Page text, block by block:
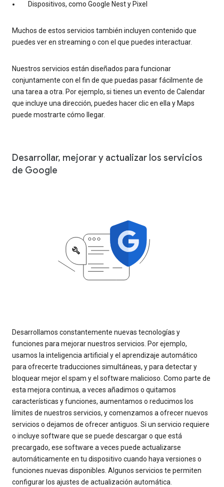
Dispositivos, como Google Nest y Pixel
Muchos de estos servicios también incluyen contenido que
puedes ver en streaming o con el que puedes interactuar.
Nuestros servicios están diseñados para funcionar
conjuntamente con el fin de que puedas pasar fácilmente de
una tarea a otra. Por ejemplo, si tienes un evento de Calendar
que incluye una dirección, puedes hacer clic en ella y Maps
puede mostrarte cómo llegar.
Desarrollar, mejorar y actualizar los servicios
de Google
Desarrollamos constantemente nuevas tecnologías y
funciones para mejorar nuestros servicios. Por ejemplo,
usamos la inteligencia artificial y el aprendizaje automático
para ofrecerte traducciones simultáneas, y para detectar y
bloquear mejor el spam y el software malicioso. Como parte de
esta mejora continua, a veces añadimos o quitamos
características y funciones, aumentamos o reducimos los
límites de nuestros servicios, y comenzamos a ofrecer nuevos
servicios o dejamos de ofrecer antiguos. Si un servicio requiere
o incluye software que se puede descargar o que está
precargado, ese software a veces puede actualizarse
automáticamente en tu dispositivo cuando haya versiones o
funciones nuevas disponibles. Algunos servicios te permiten
configurar los ajustes de actualización automática.